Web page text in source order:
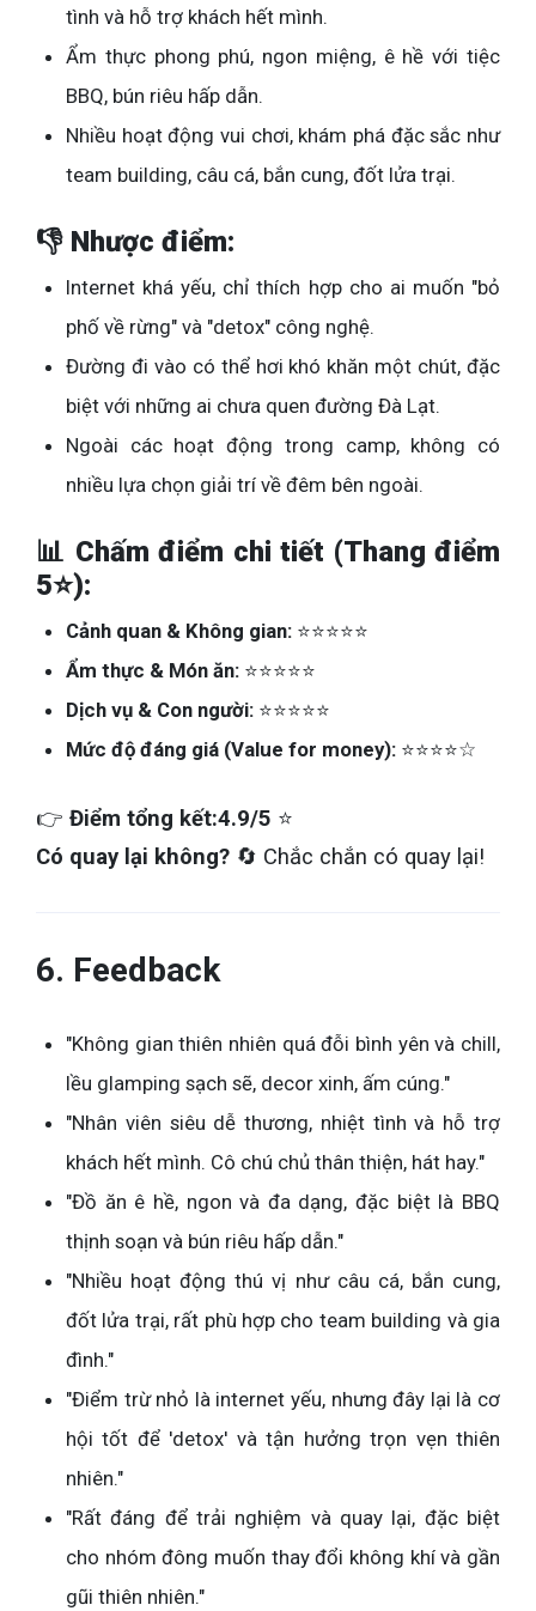
tình và hỗ trợ khách hết mình.
Ẩm thực phong phú, ngon miệng, ê hề với tiệc
BBQ, bún riêu hấp dẫn.
Nhiều hoạt động vui chơi, khám phá đặc sắc như
team building, câu cá, bắn cung, đốt lửa trại.
👎 Nhược điểm:
Internet khá yếu, chỉ thích hợp cho ai muốn "bỏ
phố về rừng" và "detox" công nghệ.
Đường đi vào có thể hơi khó khăn một chút, đặc
biệt với những ai chưa quen đường Đà Lạt.
Ngoài các hoạt động trong camp, không có
nhiều lựa chọn giải trí về đêm bên ngoài.
📊 Chấm điểm chi tiết (Thang điểm
5⭐):
Cảnh quan & Không gian: ⭐⭐⭐⭐⭐
Ẩm thực & Món ăn: ⭐⭐⭐⭐⭐
Dịch vụ & Con người: ⭐⭐⭐⭐⭐
Mức độ đáng giá (Value for money): ⭐⭐⭐⭐☆
👉 Điểm tổng kết:4.9/5 ⭐
Có quay lại không? 🔄 Chắc chắn có quay lại!
6. Feedback
"Không gian thiên nhiên quá đỗi bình yên và chill,
lều glamping sạch sẽ, decor xinh, ấm cúng."
"Nhân viên siêu dễ thương, nhiệt tình và hỗ trợ
khách hết mình. Cô chú chủ thân thiện, hát hay."
"Đồ ăn ê hề, ngon và đa dạng, đặc biệt là BBQ
thịnh soạn và bún riêu hấp dẫn."
"Nhiều hoạt động thú vị như câu cá, bắn cung,
đốt lửa trại, rất phù hợp cho team building và gia
đình."
"Điểm trừ nhỏ là internet yếu, nhưng đây lại là cơ
hội tốt để 'detox' và tận hưởng trọn vẹn thiên
nhiên."
"Rất đáng để trải nghiệm và quay lại, đặc biệt
cho nhóm đông muốn thay đổi không khí và gần
gũi thiên nhiên."